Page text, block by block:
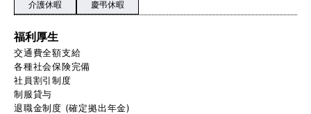
介護休暇
慶弔休暇
福利厚生
交通費全額支給
各種社会保険完備
社員割引制度
制服貸与
退職金制度 (確定拠出年金)